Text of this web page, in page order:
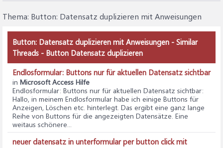
Thema: Button: Datensatz duplizieren mit Anweisungen
Button: Datensatz duplizieren mit Anweisungen - Similar
Threads - Button Datensatz duplizieren
Endlosformular: Buttons nur für aktuellen Datensatz sichtbar
in Microsoft Access Hilfe
Endlosformular: Buttons nur für aktuellen Datensatz sichtbar:
Hallo, in meinem Endlosformular habe ich einige Buttons für
Anzeigen, Löschen etc. hinterlegt. Das ergibt eine ganz lange
Reihe von Buttons für die angezeigten Datensätze. Eine
weitaus schönere...
neuer datensatz in unterformular per button click mit